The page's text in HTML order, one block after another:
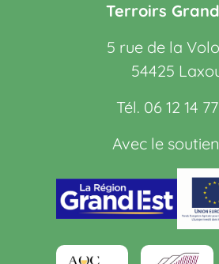
Terroirs
5 rue de la
54425
Tél. 06 12 14
Avec le